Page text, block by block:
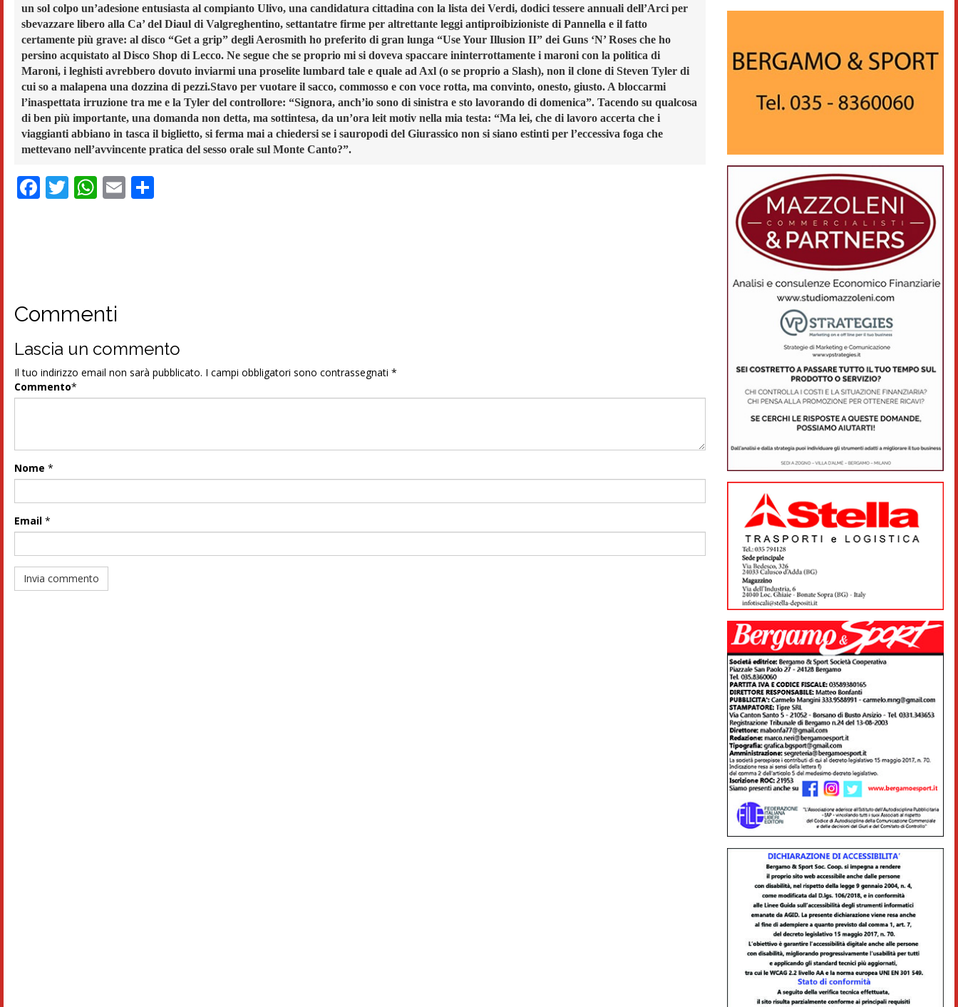
un sol colpo un’adesione entusiasta al compianto Ulivo, una candidatura cittadina con la lista dei Verdi, dodici tessere annuali dell’Arci per
sbevazzare libero alla Ca’ del Diaul di Valgreghentino, settantatre firme per altrettante leggi antiproibizioniste di Pannella e il fatto
certamente più grave: al disco “Get a grip” degli Aerosmith ho preferito di gran lunga “Use Your Illusion II” dei Guns ‘N’ Roses che ho
persino acquistato al Disco Shop di Lecco. Ne segue che se proprio mi si doveva spaccare ininterrottamente i maroni con la politica di
Maroni, i leghisti avrebbero dovuto inviarmi una proselite lumbard tale e quale ad Axl (o se proprio a Slash), non il clone di Steven Tyler di
cui so a malapena una dozzina di pezzi.Stavo per vuotare il sacco, commosso e con voce rotta, ma convinto, onesto, giusto. A bloccarmi
l’inaspettata irruzione tra me e la Tyler del controllore: “Signora, anch’io sono di sinistra e sto lavorando di domenica”. Tacendo su qualcosa
di ben più importante, una domanda non detta, ma sottintesa, da un’ora leit motiv nella mia testa: “Ma lei, che di lavoro accerta che i
viaggianti abbiano in tasca il biglietto, si ferma mai a chiedersi se i sauropodi del Giurassico non si siano estinti per l’eccessiva foga che
mettevano nell’avvincente pratica del sesso orale sul Monte Canto?”.
Facebook
Twitter
WhatsApp
Email
Commenti
Lascia un commento
Il tuo indirizzo email non sarà pubblicato. I campi obbligatori sono contrassegnati*
Commento*
Nome *
Email *